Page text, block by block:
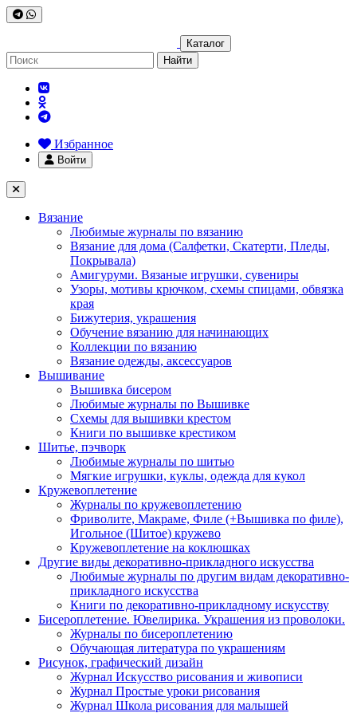
Каталог
Найти
Избранное
Войти
Вязание
Любимые журналы по вязанию
Вязание для дома (Салфетки, Скатерти, Пледы,
Покрывала)
Амигуруми. Вязаные игрушки, сувениры
Узоры, мотивы крючком, схемы спицами, обвязка
края
Бижутерия, украшения
Обучение вязанию для начинающих
Коллекции по вязанию
Вязание одежды, аксессуаров
Вышивание
Вышивка бисером
Любимые журналы по Вышивке
Схемы для вышивки крестом
Книги по вышивке крестиком
Шитье, пэчворк
Любимые журналы по шитью
Мягкие игрушки, куклы, одежда для кукол
Кружевоплетение
Журналы по кружевоплетению
Фриволите, Макраме, Филе (+Вышивка по филе),
Игольное (Шитое) кружево
Кружевоплетение на коклюшках
Другие виды декоративно-прикладного искусства
Любимые журналы по другим видам декоративно-
прикладного искусства
Книги по декоративно-прикладному искусству
Бисероплетение. Ювелирика. Украшения из проволоки.
Журналы по бисероплетению
Обучающая литература по украшениям
Рисунок, графический дизайн
Журнал Искусство рисования и живописи
Журнал Простые уроки рисования
Журнал Школа рисования для малышей